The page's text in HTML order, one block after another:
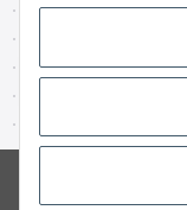
* Alle Preise inkl.
©